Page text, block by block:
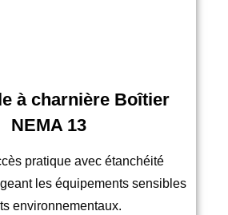
à charnière Boîtier
NEMA 13
pratique avec étanchéité
les équipements sensibles
environnementaux.